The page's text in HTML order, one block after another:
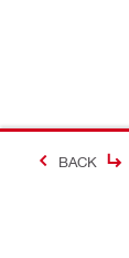
BACK